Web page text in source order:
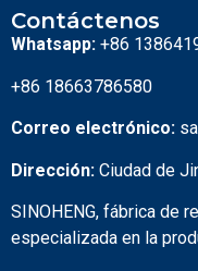
Contáctenos
Whatsapp: +86
+86 18663786580
Correo electrónico:
Dirección: Ciudad de
SINOHENG, fábrica de
especializada en la